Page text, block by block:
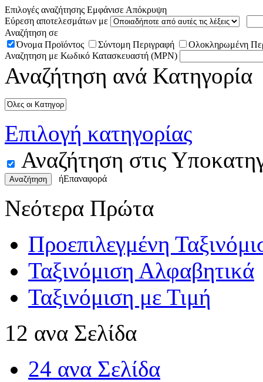
Επιλογές αναζήτησης Εμφάνισε Απόκρυψη
Εύρεση αποτελεσμάτων με
Αναζήτηση σε
Όνομα Προϊόντος
Σύντομη Περιγραφή
Ολοκληρωμένη
Αναζητηση με Κωδικό Κατασκευαστή (MPN)
Αναζήτηση ανά Κατηγορία
Επιλογή κατηγορίας
Αναζήτηση στις
Αναζήτηση ήΕπαναφορά
Νεότερα Πρώτα
Προεπιλεγμένη
Ταξινόμιση Αλφαβητικά
Ταξινόμιση με Τιμή
12 ανα Σελίδα
24 ανα Σελίδα